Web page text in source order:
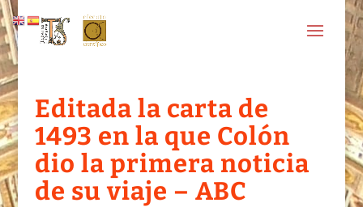
Editada la carta de
1493 en la que Colón
dio la primera noticia
de su viaje – ABC